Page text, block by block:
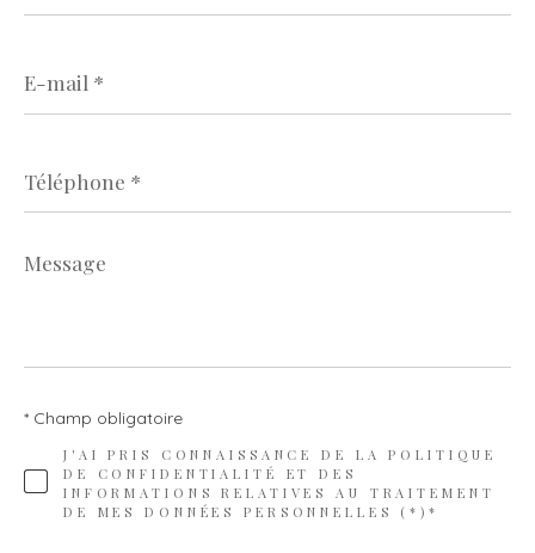
mail
*
*
Message
*
J'AI PRIS CONNAISSANCE DE LA POLITIQUE
DE CONFIDENTIALITÉ ET DES
INFORMATIONS RELATIVES AU TRAITEMENT
DE MES DONNÉES PERSONNELLES (*)*
* Champ obligatoire